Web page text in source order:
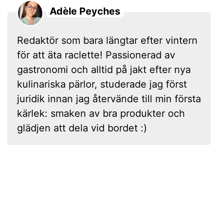
Adèle Peyches
Redaktör som bara längtar efter vintern
för att äta raclette! Passionerad av
gastronomi och alltid på jakt efter nya
kulinariska pärlor, studerade jag först
juridik innan jag återvände till min första
kärlek: smaken av bra produkter och
glädjen att dela vid bordet :)